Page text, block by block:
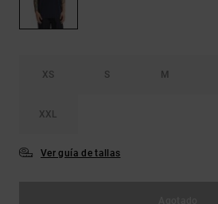
frecuentes y
XS S M
XXL
Ver guía de tallas